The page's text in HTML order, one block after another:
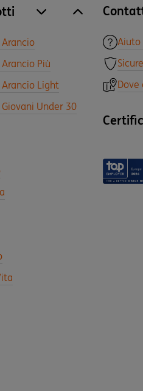
site.accordion.apri
Chiudi Tutti i
Più
Light
Under 30
Aiuto
Dove